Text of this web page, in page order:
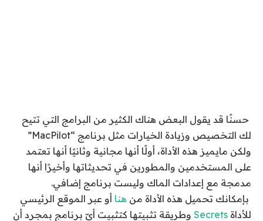
حسنًا قد يقول البعض هناك الكثير من البرامج التي تتيح
لك التخصيص وزيادة الخيارات مثل برنامج “MacPilot”
ولكن مايميز هذه الأداة، أولًا أنها مجانية وثانيًا أنها تعتمد
على المستخدمين والمطورين في تحديثاتها وأخيرًا أنها
مدمجة مع إعدادات الماك وليست برنامج إضافي.
بإمكانك تحميل هذه الأداة من هنا أو عبر الموقع الرئيسي
للأداة Secrets وطريقة تثبيتها كتثبيت أيّ برنامج بمجرد أن